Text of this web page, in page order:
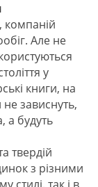
компаній
Але не
у
книги, на
не зависнуть,
а будуть
твердій
з різними